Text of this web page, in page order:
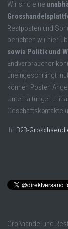
Wir sind eine
Restposten und
berichten wir hier
sowie Politik und
Endverbraucher
uneingeschrängt
können Posten
Unterhaltungen mit
Geschäftskontakte
Ihr B2B-
Großhandel und